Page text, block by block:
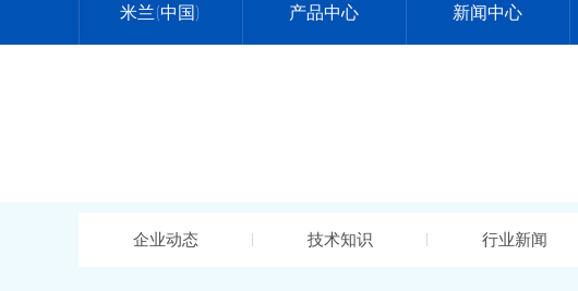
米兰(中国) 产品中心 新闻中心
企业动态 技术知识 行业新闻